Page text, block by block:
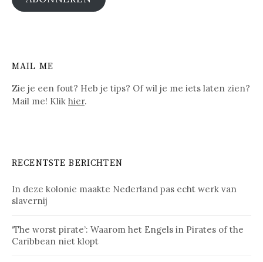
MAIL ME
Zie je een fout? Heb je tips? Of wil je me iets laten zien?
Mail me! Klik hier.
RECENTSTE BERICHTEN
In deze kolonie maakte Nederland pas echt werk van
slavernij
‘The worst pirate’: Waarom het Engels in Pirates of the
Caribbean niet klopt